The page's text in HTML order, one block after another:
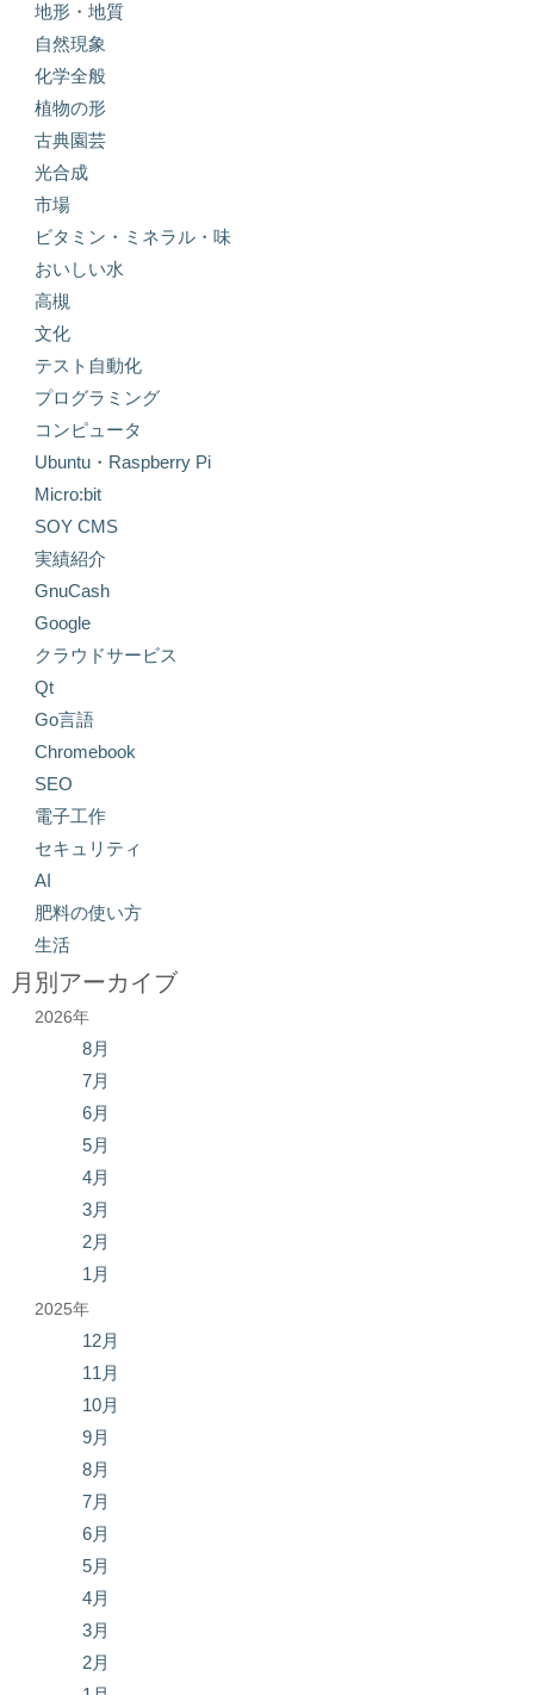
地形・地質
自然現象
化学全般
植物の形
古典園芸
光合成
市場
ビタミン・ミネラル・味
おいしい水
高槻
文化
テスト自動化
プログラミング
コンピュータ
Ubuntu・Raspberry Pi
Micro:bit
SOY CMS
実績紹介
GnuCash
Google
クラウドサービス
Qt
Go言語
Chromebook
SEO
電子工作
セキュリティ
AI
肥料の使い方
生活
月別アーカイブ
2026年
8月
7月
6月
5月
4月
3月
2月
1月
2025年
12月
11月
10月
9月
8月
7月
6月
5月
4月
3月
2月